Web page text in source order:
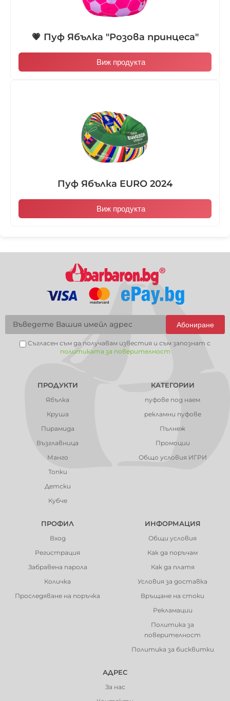
💗 Пуф Ябълка "Розова принцеса"
Виж продукта
Пуф Ябълка EURO 2024
Виж продукта
Абониране
Съгласен съм да получавам известия и съм запознат с
политиката за поверителност
ПРОДУКТИ
Ябълка
Круша
Пирамида
Възглавница
Манго
Топки
Детски
Кубче
КАТЕГОРИИ
пуфове под наем
рекламни пуфове
Пълнеж
Промоции
Общо условия ИГРИ
ПРОФИЛ
Вход
Регистрация
Забравена парола
Количка
Проследяване на поръчка
ИНФОРМАЦИЯ
Общи условия
Как да поръчам
Как да платя
Условия за доставка
Връщане на стоки
Рекламации
Политика за
поверителност
Политика за бисквитки
АДРЕС
За нас